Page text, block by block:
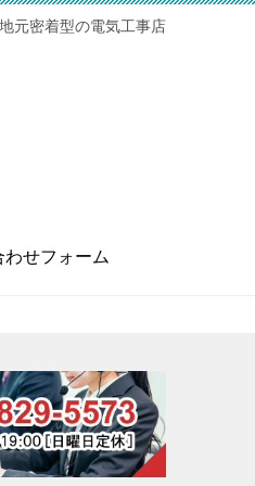
元密着型の電気工事店
わせフォーム